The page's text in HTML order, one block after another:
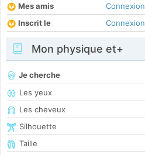
Mes amis
Connexion
Inscrit le
Connexion
Mon physique et+
Je cherche
Les yeux
Les cheveux
Silhouette
Taille